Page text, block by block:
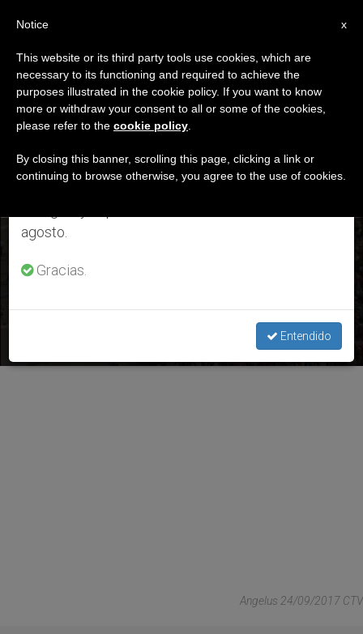
DÍA
Septiembre 24th, 2017
ÚLTIMAS NOTICIAS
Ángelus: “Dios no excluye a nadie y quiere que cada uno
alcance su plenitud”
Angelus 24/09/2017 CTV
×
Aviso importante
Del 27 de julio al 7 de agosto haremos la pausa
anual, aprovechando que en el periodo de verano
se generan menos informaciones y también el
agosto.
Gracias.
Entendido
x
Notice
This website or its third party tools use cookies, which are
necessary to its functioning and required to achieve the
purposes illustrated in the cookie policy. If you want to know
more or withdraw your consent to all or some of the cookies,
please refer to the cookie policy
By closing this banner, scrolling this page, clicking a link or
continuing to browse otherwise, you agree to the use of cookies.